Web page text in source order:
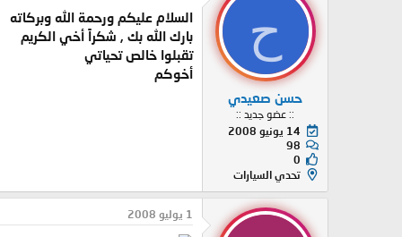
ح
حسن صعيدي
:: عضو جديد ::
14 يونيو 2008
98
0
تحدي السيارات
السلام عليكم ورحمة الله وبركاته
بارك الله بك , شكراً أخي الكريم
تقبلوا خالص تحياتي
أخوكم
1 يوليو 2008